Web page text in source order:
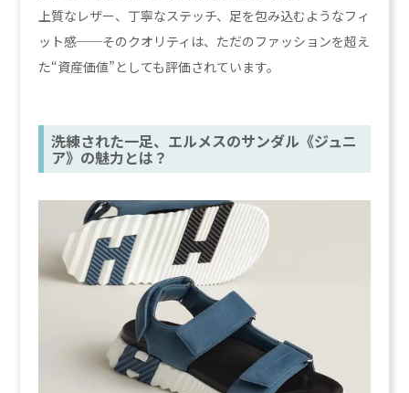
上質なレザー、丁寧なステッチ、足を包み込むようなフィ
ット感──そのクオリティは、ただのファッションを超え
た“資産価値”としても評価されています。
洗練された一足、エルメスのサンダル《ジュニ
ア》の魅力とは？